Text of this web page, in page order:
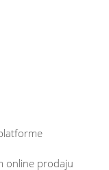
online prodaju